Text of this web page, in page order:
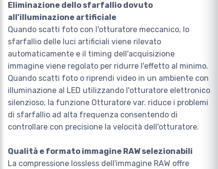
Eliminazione dello sfarfallio dovuto
all'illuminazione artificiale
Quando scatti foto con l'otturatore meccanico, lo
sfarfallio delle luci artificiali viene rilevato
automaticamente e il timing dell'acquisizione
immagine viene regolato per ridurre l'effetto al minimo.
Quando scatti foto o riprendi video in un ambiente con
illuminazione al LED utilizzando l'otturatore elettronico
silenzioso, la funzione Otturatore var. riduce i problemi
di sfarfallio ad alta frequenza consentendo di
controllare con precisione la velocità dell'otturatore.
Qualità e formato immagine RAW selezionabili
La compressione lossless dell'immagine RAW offre